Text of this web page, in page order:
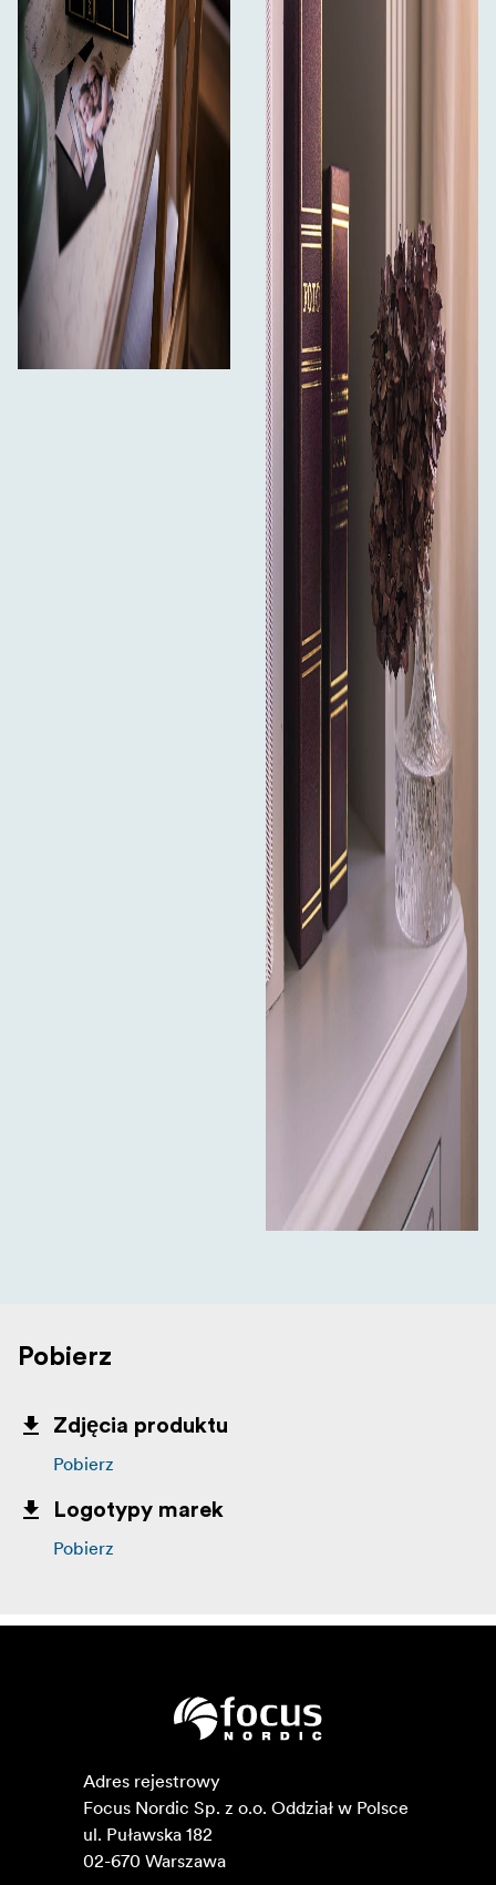
Pobierz
Zdjęcia produktu
Pobierz
Logotypy marek
Pobierz
Adres rejestrowy
Focus Nordic Sp. z o.o. Oddział w Polsce
ul. Puławska 182
02-670 Warszawa